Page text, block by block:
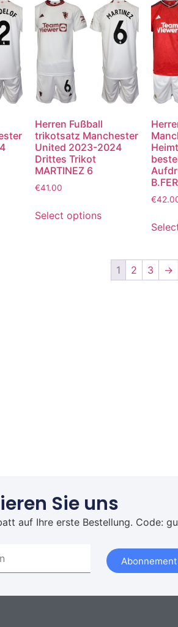
Herren Fußball
trikotsatz Manchester
United 2023-2024
Drittes Trikot
MARTINEZ 6
€41.00
Select options
€
1 2 3 →
Sie uns
auf Ihre erste Bestellung. Code:
Abonnement